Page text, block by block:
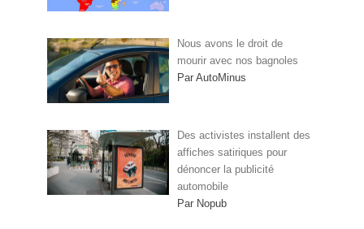
Nous avons le droit de
mourir avec nos bagnoles
Par AutoMinus
Des activistes installent des
affiches satiriques pour
dénoncer la publicité
automobile
Par Nopub